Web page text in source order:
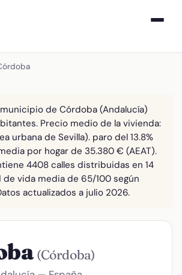
de Córdoba (Andalucía)
Precio medio de la vivienda:
urbana de Sevilla). paro del 13.8%
por hogar de 35.380 € (AEAT).
4408 calles distribuidas en 14
de vida media de 65/100 según
actualizados a julio 2026.
(Córdoba)